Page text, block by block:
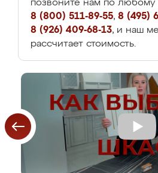
позвоните нам по любому
8 (800) 511-89-55, 8 (495)
8 (926) 409-68-13, и наш
рассчитает стоимость.